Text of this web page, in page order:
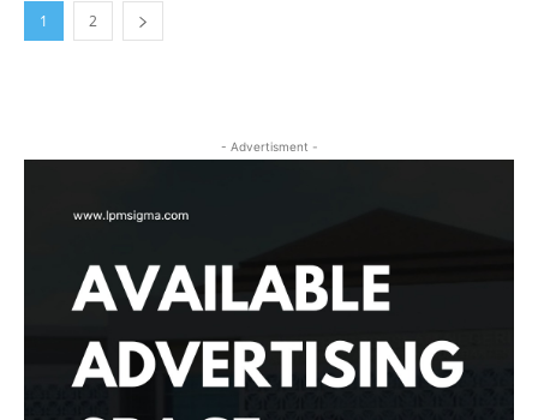
1 2
- Advertisment -